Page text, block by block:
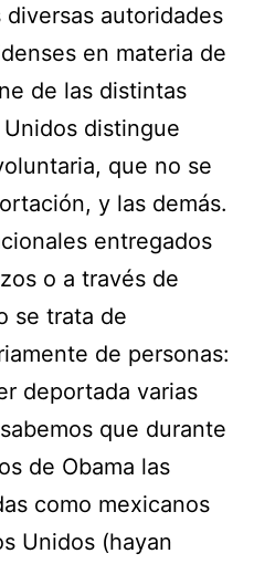
autoridades
en materia de
de las distintas
distingue
que no se
y las demás.
entregados
o a través de
se trata de
de personas:
deportada varias
que durante
de Obama las
como mexicanos
Unidos (hayan